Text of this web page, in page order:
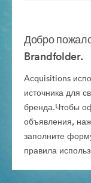
Добро
Brandfolder.
Acquisitions
источника для
бренда.Чтобы
объявления,
заполните
правила